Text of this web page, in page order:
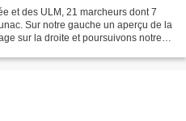
et des ULM, 21 marcheurs dont 7
Sur notre gauche un aperçu de la
sur la droite et poursuivons notre